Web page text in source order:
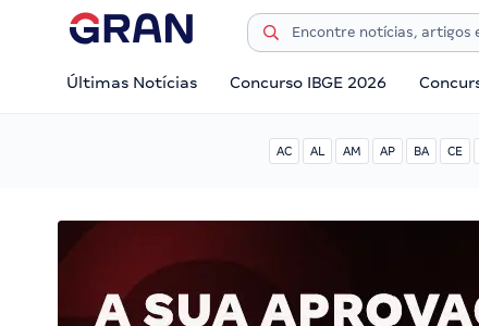
Últimas Notícias Concurso IBGE 2026
AC AL AM AP BA CE